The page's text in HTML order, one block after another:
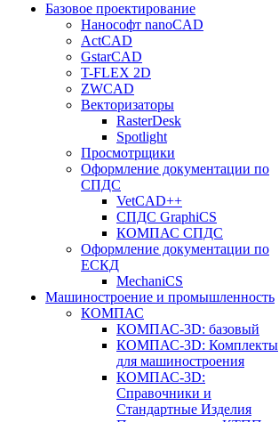
Базовое проектирование
Нанософт nanoCAD
ActCAD
GstarCAD
T-FLEX 2D
ZWCAD
Векторизаторы
RasterDesk
Spotlight
Просмотрщики
Оформление документации по
СПДС
VetCAD++
СПДС GraphiCS
КОМПАС СПДС
Оформление документации по
ЕСКД
MechaniCS
Машиностроение и промышленность
КОМПАС
КОМПАС-3D: базовый
КОМПАС-3D: Комплекты
для машиностроения
КОМПАС-3D:
Справочники и
Стандартные Изделия